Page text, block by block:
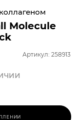
Molecule
Артикул: 258913